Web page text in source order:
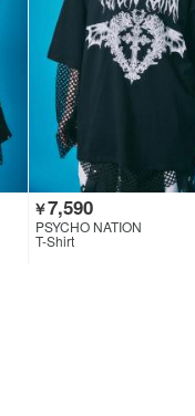
￥7,590
PSYCHO NATION
T-Shirt